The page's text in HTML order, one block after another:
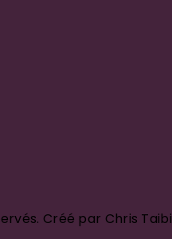
Créé par Chris Taibi